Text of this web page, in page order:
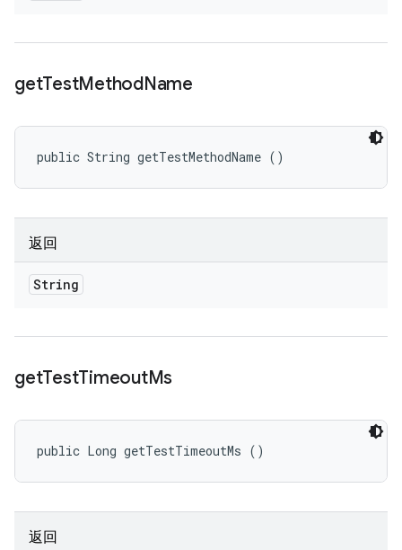
getTestMethodName
public String getTestMethodName ()
返回
String
getTestTimeoutMs
public Long getTestTimeoutMs ()
返回